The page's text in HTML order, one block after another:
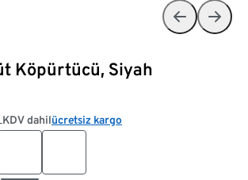
Köpürtücü, Siyah
KDV dahilücretsiz kargo